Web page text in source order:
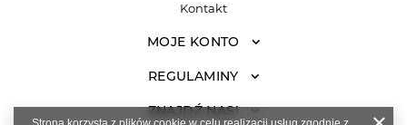
Kontakt
MOJE KONTO
REGULAMINY
ZNAJDŹ NAS!